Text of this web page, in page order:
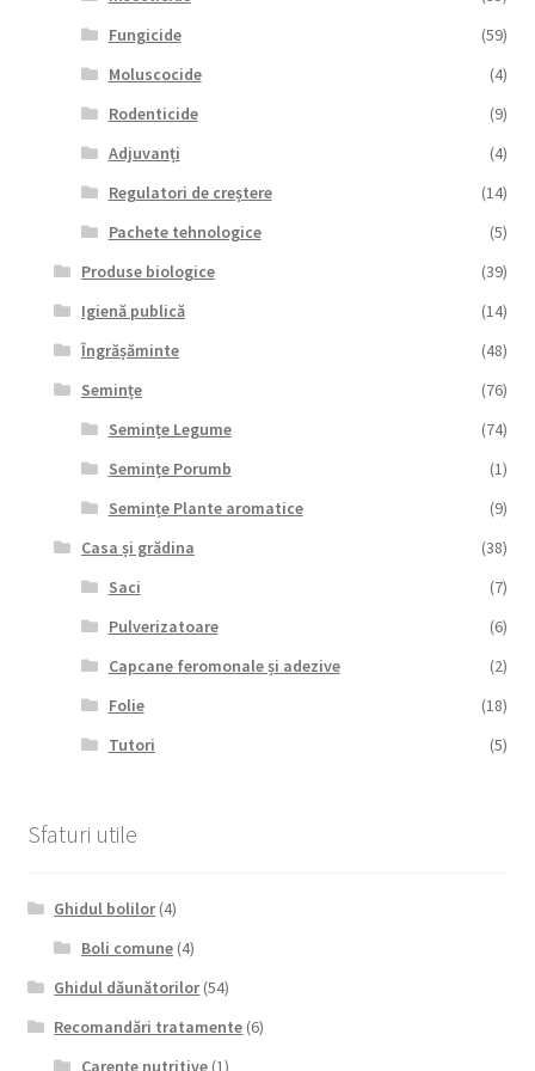
Fungicide
(59)
Moluscocide
(4)
Rodenticide
(9)
Adjuvanți
(4)
Regulatori de creștere
(14)
Pachete tehnologice
(5)
Produse biologice
(39)
Igienă publică
(14)
Îngrășăminte
(48)
Semințe
(76)
Semințe Legume
(74)
Semințe Porumb
(1)
Semințe Plante aromatice
(9)
Casa și grădina
(38)
Saci
(7)
Pulverizatoare
(6)
Capcane feromonale și adezive
(2)
Folie
(18)
Tutori
(5)
Sfaturi utile
Ghidul bolilor(4)
Boli comune(4)
Ghidul dăunătorilor(54)
Recomandări tratamente (6)
Carențe nutritive(1)